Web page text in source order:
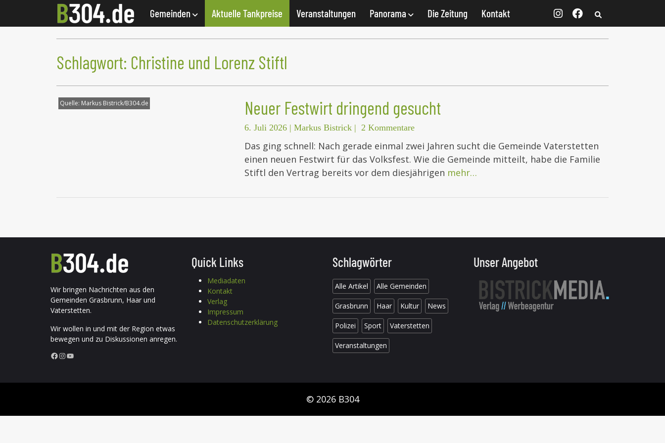
Gemeinden Aktuelle Tankpreise Veranstaltungen Panorama Die Zeitung Kontakt
Schlagwort: Christine und Lorenz Stiftl
Quelle: Markus Bistrick/B304.de Neuer Festwirt dringend gesucht
6. Juli 2026 | Markus Bistrick | 2 Kommentare
Das ging schnell: Nach gerade einmal zwei Jahren sucht die Gemeinde Vaterstetten
einen neuen Festwirt für das Volksfest. Wie die Gemeinde mitteilt, habe die Familie
Stiftl den Vertrag bereits vor dem diesjährigen mehr…
Wir bringen Nachrichten aus den
Gemeinden Grasbrunn, Haar und
Vaterstetten.
Wir wollen in und mit der Region etwas
bewegen und zu Diskussionen anregen.
Facebook InstagramYouTube
Quick Links
Mediadaten
Kontakt
Verlag
Impressum
Datenschutzerklärung
Schlagwörter
Alle Artikel Alle Gemeinden
Grasbrunn Haar Kultur News
Polizei Sport Vaterstetten
Veranstaltungen
Unser Angebot
© 2026 B304